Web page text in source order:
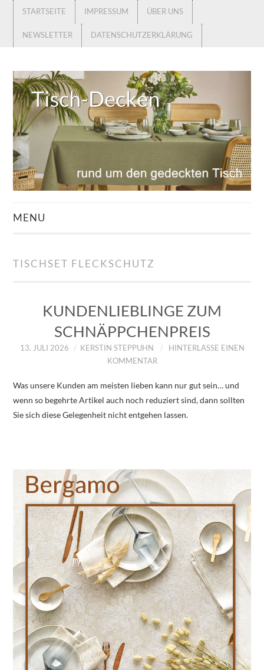
STARTSEITE IMPRESSUM ÜBER UNS
NEWSLETTER DATENSCHUTZERKLÄRUNG
MENU
ÜBER UNS
ZUM SHOP
DATENSCHUTZERKLÄRUNG
TISCHSET FLECKSCHUTZ
KUNDENLIEBLINGE ZUM
SCHNÄPPCHENPREIS
13. JULI 2026 KERSTIN STEPPUHN
HINTERLASSE EINEN
KOMMENTAR
Was unsere Kunden am meisten lieben kann nur gut sein… und
wenn so begehrte Artikel auch noch reduziert sind, dann sollten
Sie sich diese Gelegenheit nicht entgehen lassen.